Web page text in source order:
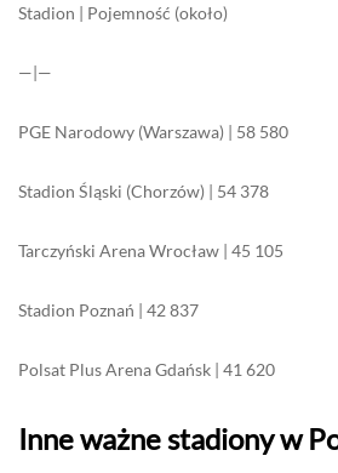
Stadion | Pojemność (około)
—|—
PGE Narodowy (Warszawa) | 58 580
Stadion Śląski (Chorzów) | 54 378
Tarczyński Arena Wrocław | 45 105
Stadion Poznań | 42 837
Polsat Plus Arena Gdańsk | 41 620
Inne ważne stadiony w